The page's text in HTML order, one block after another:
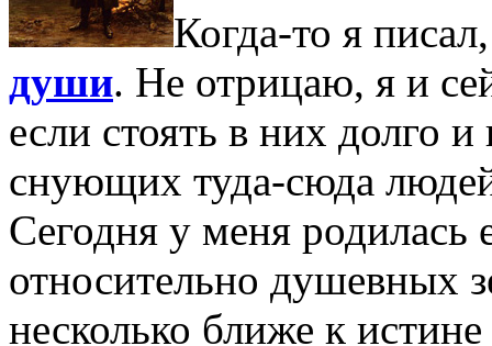
Когда-то я
души. Не отрицаю, я и
если стоять в них долго
снующих туда-сюда
Сегодня у меня родилась
относительно душевных
несколько ближе к